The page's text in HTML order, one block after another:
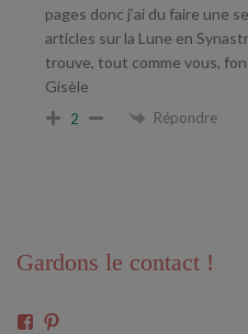
pages donc j’ai du faire une
articles sur la Lune en
trouve, tout comme vous,
Gisèle
2 Répondre
Gardons le contact !
Voir